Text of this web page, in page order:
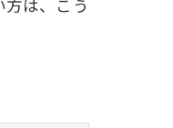
は、こう